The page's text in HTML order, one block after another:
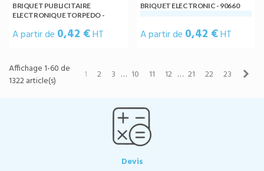
BRIQUET PUBLICITAIRE
ELECTRONIQUE TORPEDO -
A partir de 0,42 €HT
BRIQUET ELECTRONIC - 90660
A partir de 0,42 €HT
Affichage 1-60 de
1322 article(s)
1 2 3 … 10 11 12 … 21 22 23
Devis